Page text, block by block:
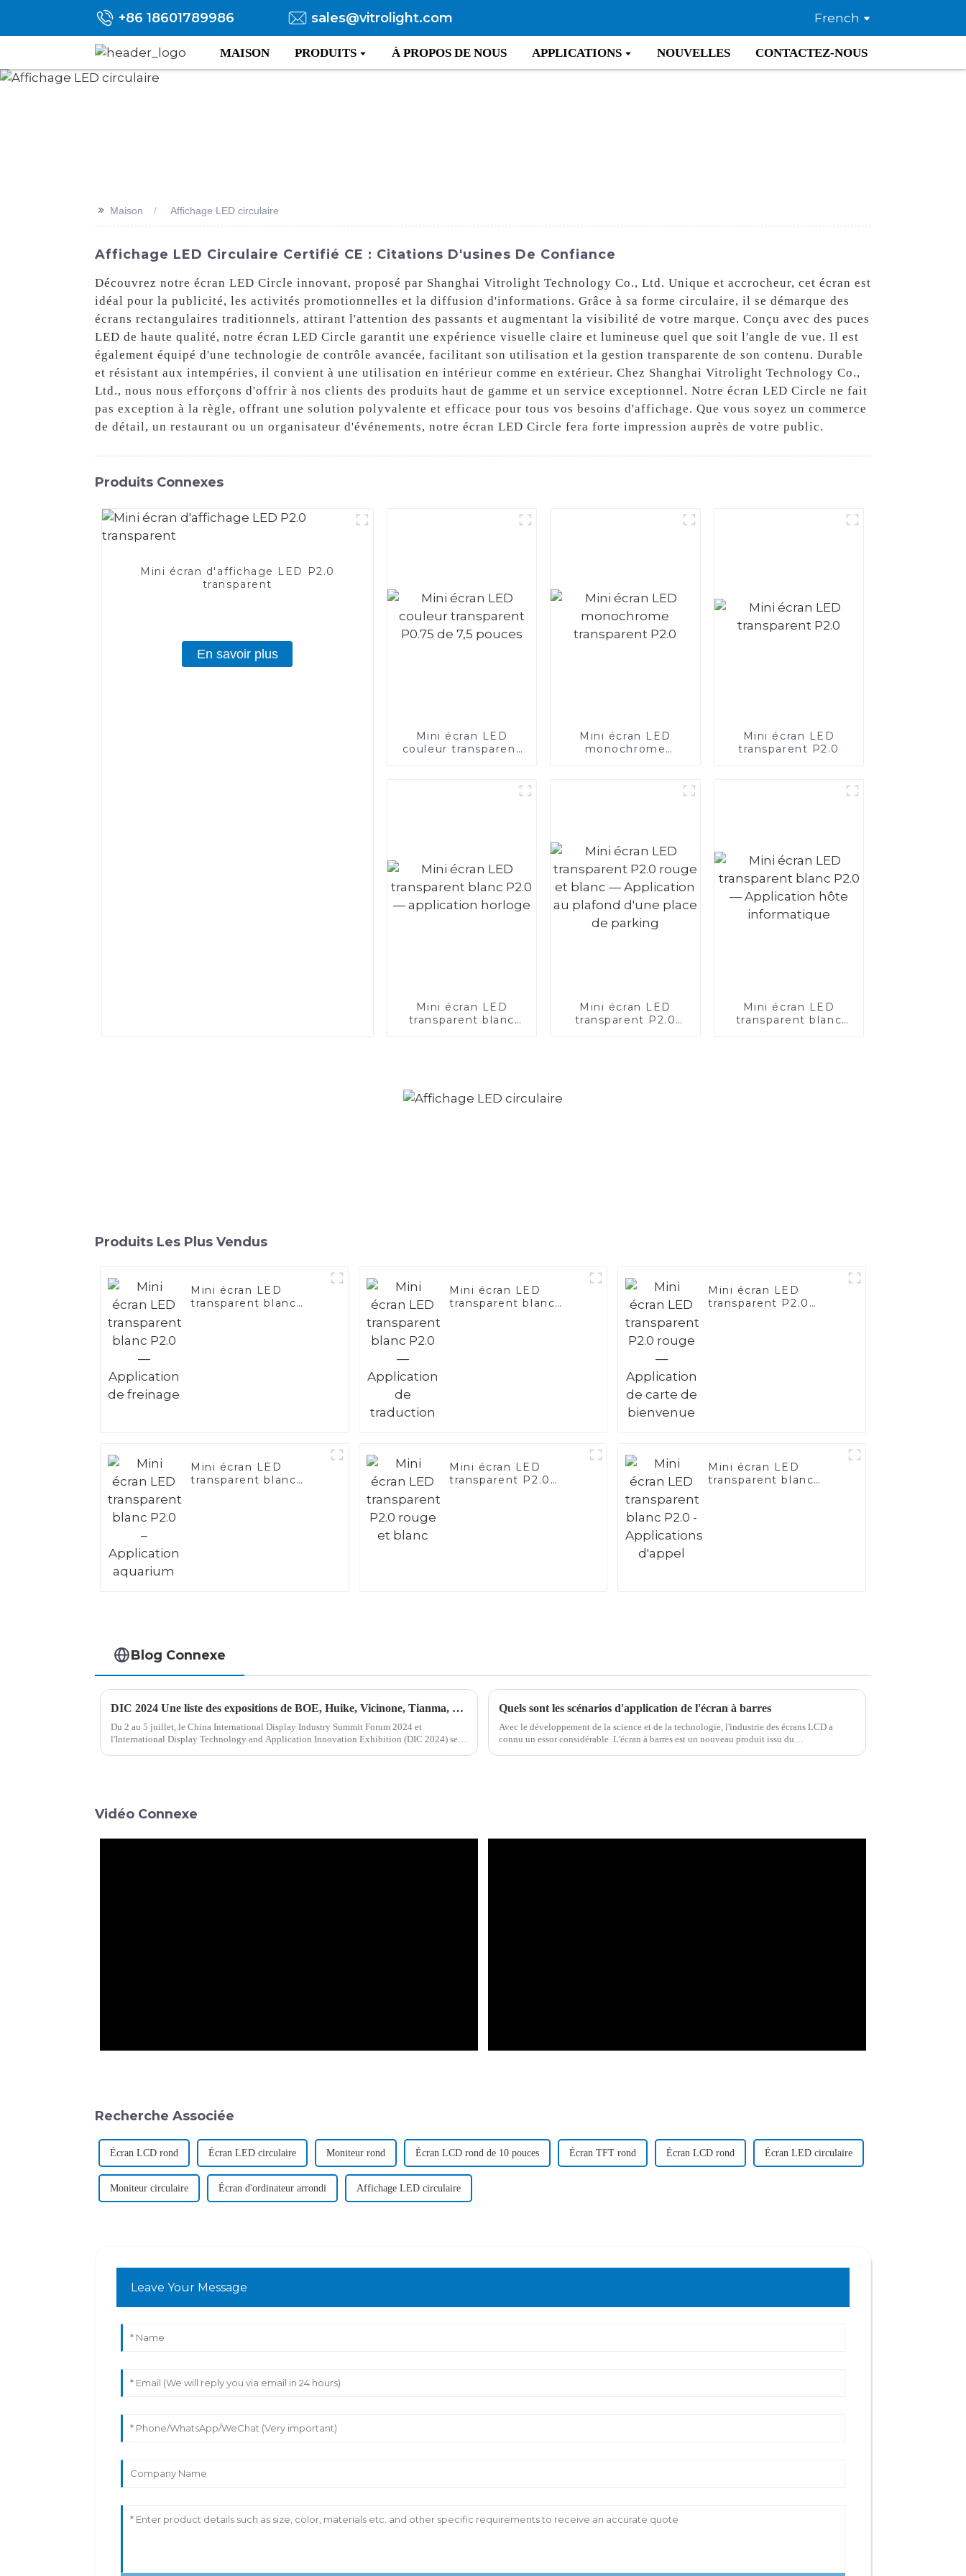
+86 18601789986 sales@vitrolight.com French
MAISON PRODUITS À PROPOS DE NOUS APPLICATIONS NOUVELLES CONTACTEZ-NOUS
>> Maison Affichage LED circulaire
Affichage LED Circulaire Certifié CE : Citations D'usines De Confiance
Découvrez notre écran LED Circle innovant, proposé par Shanghai Vitrolight Technology Co., Ltd. Unique et accrocheur, cet écran est
idéal pour la publicité, les activités promotionnelles et la diffusion d'informations. Grâce à sa forme circulaire, il se démarque des
écrans rectangulaires traditionnels, attirant l'attention des passants et augmentant la visibilité de votre marque. Conçu avec des puces
LED de haute qualité, notre écran LED Circle garantit une expérience visuelle claire et lumineuse quel que soit l'angle de vue. Il est
également équipé d'une technologie de contrôle avancée, facilitant son utilisation et la gestion transparente de son contenu. Durable
et résistant aux intempéries, il convient à une utilisation en intérieur comme en extérieur. Chez Shanghai Vitrolight Technology Co.,
Ltd., nous nous efforçons d'offrir à nos clients des produits haut de gamme et un service exceptionnel. Notre écran LED Circle ne fait
pas exception à la règle, offrant une solution polyvalente et efficace pour tous vos besoins d'affichage. Que vous soyez un commerce
de détail, un restaurant ou un organisateur d'événements, notre écran LED Circle fera forte impression auprès de votre public.
Produits Connexes
Mini écran d'affichage LED P2.0
transparent
En savoir plus
Mini écran LED
couleur transparent
Mini écran LED
monochrome
Mini écran LED
transparent P2.0
Mini écran LED
transparent blanc
Mini écran LED
transparent P2.0
Mini écran LED
transparent blanc
Produits Les Plus Vendus
Mini écran LED
transparent blanc
Mini écran LED
transparent blanc
Mini écran LED
transparent P2.0
Mini écran LED
transparent blanc
Mini écran LED
transparent P2.0
Mini écran LED
transparent blanc
Blog Connexe
DIC 2024 Une liste des expositions de BOE, Huike, Vicinone, Tianma, Hehui, JDI et d'autres usines de panneaux
Du 2 au 5 juillet, le China International Display Industry Summit Forum 2024 et
l'International Display Technology and Application Innovation Exhibition (DIC 2024) se
Quels sont les scénarios d'application de l'écran à barres
Avec le développement de la science et de la technologie, l'industrie des écrans LCD a
connu un essor considérable. L'écran à barres est un nouveau produit issu du
Vidéo Connexe
Recherche Associée
Écran LCD rond Écran LED circulaire Moniteur rond Écran LCD rond de 10 pouces Écran TFT rond Écran LCD rond Écran LED circulaire
Moniteur circulaire Écran d'ordinateur arrondi Affichage LED circulaire
Leave Your Message